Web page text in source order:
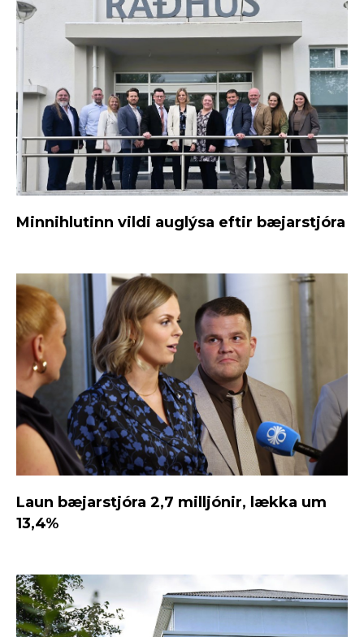
Minnihlutinn vildi auglýsa eftir bæjarstjóra
Laun bæjarstjóra 2,7 milljónir, lækka um
13,4%